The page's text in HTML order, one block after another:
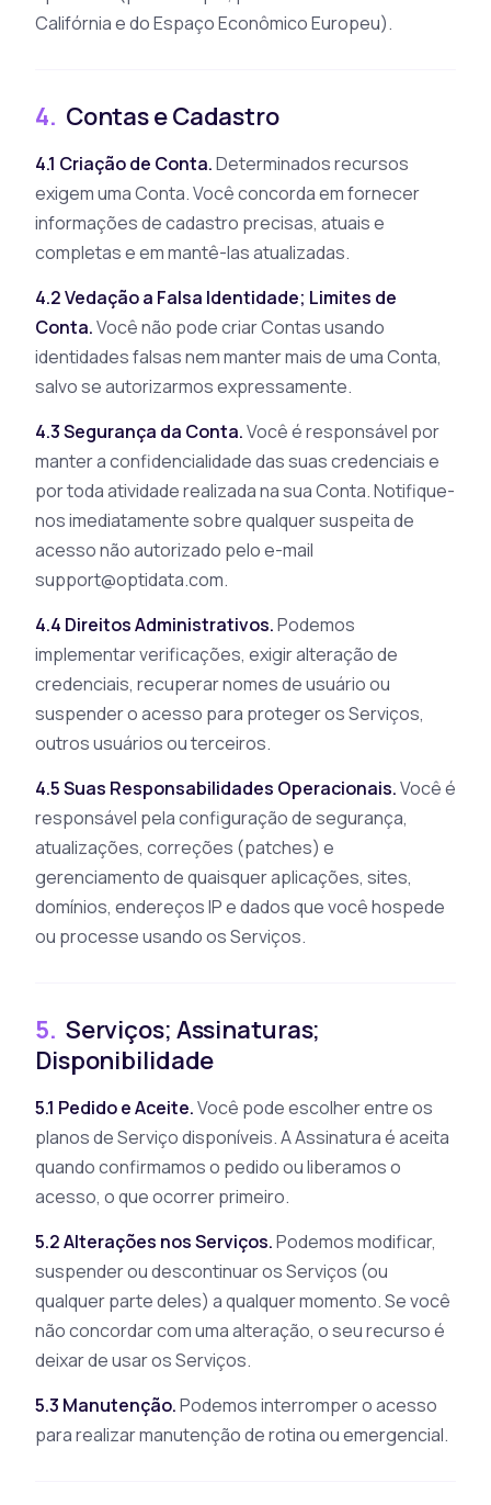
Califórnia e do Espaço Econômico Europeu).
4. Contas e Cadastro
4.1 Criação de Conta.Determinados recursos
exigem uma Conta. Você concorda em fornecer
informações de cadastro precisas, atuais e
completas e em mantê-las atualizadas.
4.2 Vedação a Falsa Identidade; Limites de
Conta.Você não pode criar Contas usando
identidades falsas nem manter mais de uma Conta,
salvo se autorizarmos expressamente.
4.3 Segurança da Conta.Você é responsável por
manter a confidencialidade das suas credenciais e
por toda atividade realizada na sua Conta. Notifique-
nos imediatamente sobre qualquer suspeita de
acesso não autorizado pelo e-mail
support@optidata.com.
4.4 Direitos Administrativos.Podemos
implementar verificações, exigir alteração de
credenciais, recuperar nomes de usuário ou
suspender o acesso para proteger os Serviços,
outros usuários ou terceiros.
4.5 Suas Responsabilidades Operacionais.Você é
responsável pela configuração de segurança,
atualizações, correções (patches) e
gerenciamento de quaisquer aplicações, sites,
domínios, endereços IP e dados que você hospede
ou processe usando os Serviços.
5. Serviços; Assinaturas;
Disponibilidade
5.1 Pedido e Aceite.Você pode escolher entre os
planos de Serviço disponíveis. A Assinatura é aceita
quando confirmamos o pedido ou liberamos o
acesso, o que ocorrer primeiro.
5.2 Alterações nos Serviços.Podemos modificar,
suspender ou descontinuar os Serviços (ou
qualquer parte deles) a qualquer momento. Se você
não concordar com uma alteração, o seu recurso é
deixar de usar os Serviços.
5.3 Manutenção.Podemos interromper o acesso
para realizar manutenção de rotina ou emergencial.